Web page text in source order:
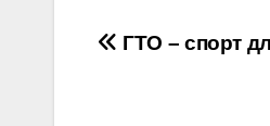
ГТО – спорт